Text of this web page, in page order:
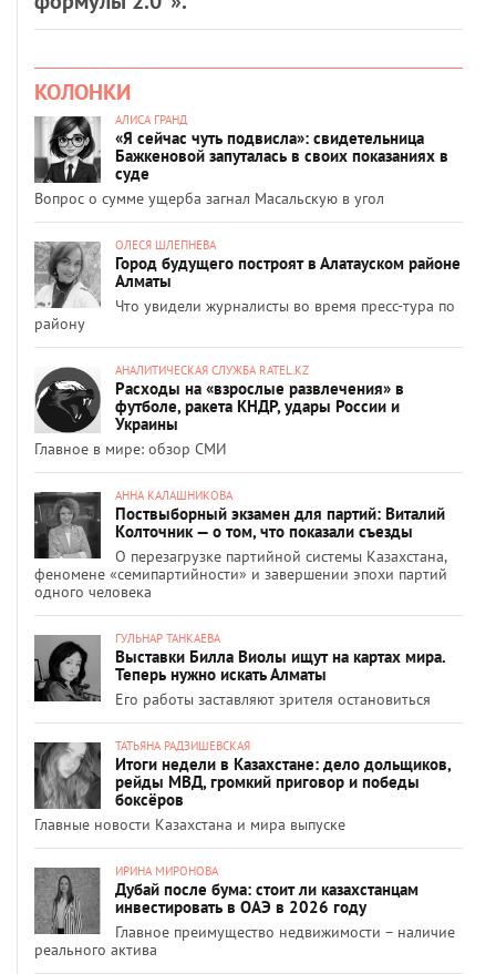
КОЛОНКИ
АЛИСА ГРАНД
«Я сейчас чуть подвисла»: свидетельница
Бажкеновой запуталась в своих показаниях в
суде
Вопрос о сумме ущерба загнал Масальскую в угол
ОЛЕСЯ ШЛЕПНЕВА
Город будущего построят в Алатауском районе
Алматы
Что увидели журналисты во время пресс-тура по
району
АНАЛИТИЧЕСКАЯ СЛУЖБА RATEL.KZ
Расходы на «взрослые развлечения» в
футболе, ракета КНДР, удары России и
Украины
Главное в мире: обзор СМИ
АННА КАЛАШНИКОВА
Поствыборный экзамен для партий: Виталий
Колточник — о том, что показали съезды
О перезагрузке партийной системы Казахстана,
феномене «семипартийности» и завершении эпохи партий
одного человека
ГУЛЬНАР ТАНКАЕВА
Выставки Билла Виолы ищут на картах мира.
Теперь нужно искать Алматы
Его работы заставляют зрителя остановиться
ТАТЬЯНА РАДЗИШЕВСКАЯ
Итоги недели в Казахстане: дело дольщиков,
рейды МВД, громкий приговор и победы
боксёров
Главные новости Казахстана и мира выпуске
ИРИНА МИРОНОВА
Дубай после бума: стоит ли казахстанцам
инвестировать в ОАЭ в 2026 году
Главное преимущество недвижимости – наличие
реального актива